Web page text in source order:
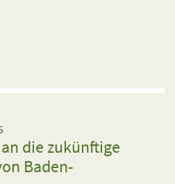
die zukünftige
Baden-